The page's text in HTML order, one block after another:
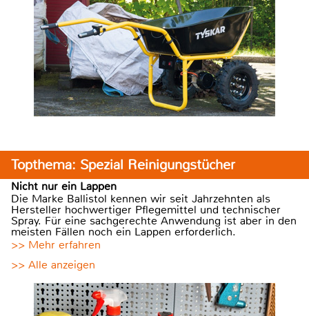
Topthema: Spezial Reinigungstücher
Nicht nur ein Lappen
Die Marke Ballistol kennen wir seit Jahrzehnten als
Hersteller hochwertiger Pflegemittel und technischer
Spray. Für eine sachgerechte Anwendung ist aber in den
meisten Fällen noch ein Lappen erforderlich.
>> Mehr erfahren
>> Alle anzeigen